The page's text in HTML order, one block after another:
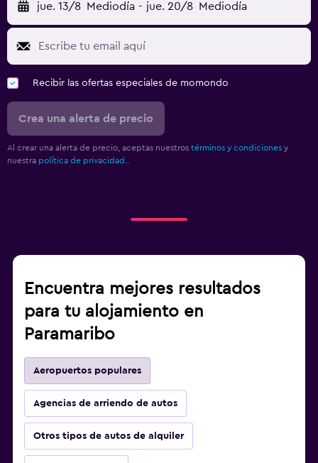
jue. 13/8 Mediodía - jue. 20/8 Mediodía
Recibir las ofertas especiales de momondo
Crea una alerta de precio
Al crear una alerta de precio, aceptas nuestros términos y condiciones y
nuestra política de privacidad..
Encuentra mejores resultados
para tu alojamiento en
Paramaribo
Aeropuertos populares
Agencias de arriendo de autos
Otros tipos de autos de alquiler